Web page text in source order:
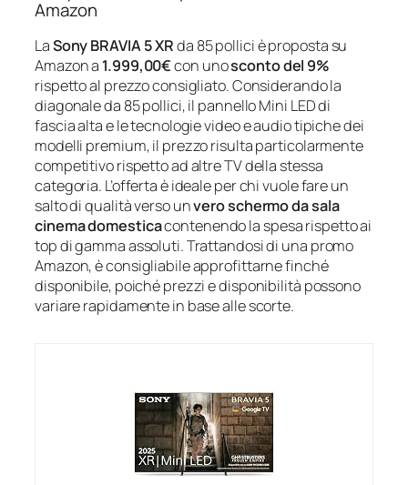
Amazon
LaSony BRAVIA 5 XRda 85 pollici è proposta su
Amazon a 1.999,00€con unosconto del 9%
rispetto al prezzo consigliato. Considerando la
diagonale da 85 pollici, il pannello Mini LED di
fascia alta e le tecnologie video e audio tipiche dei
modelli premium, il prezzo risulta particolarmente
competitivo rispetto ad altre TV della stessa
categoria. L’offerta è ideale per chi vuole fare un
salto di qualità verso unvero schermo da sala
cinema domesticacontenendo la spesa rispetto ai
top di gamma assoluti. Trattandosi di una promo
Amazon, è consigliabile approfittarne finché
disponibile, poiché prezzi e disponibilità possono
variare rapidamente in base alle scorte.